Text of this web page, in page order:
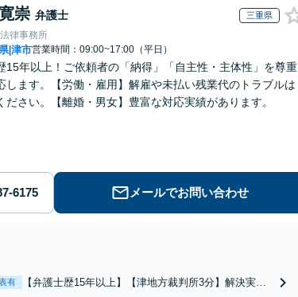
崇 弁護士 三重県
律事務所
|津市営業時間：09:00~17:00（平日）
15年以上！ご依頼者の「納得」「自主性・主体性」を尊重
します。【労働・雇用】解雇や未払い残業代のトラブルは
ださい。【離婚・男女】豊富な対応実績があります。
メールでお問い合わせ
有
【弁護士歴15年以上】【津地方裁判所3分】解決実績